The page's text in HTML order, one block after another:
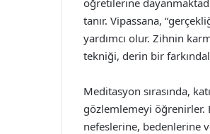
tanır. Vipassana,
yardımcı olur. Zihnin
tekniği, derin bir
Meditasyon sırasında,
gözlemlemeyi öğrenirler.
nefeslerine, bedenlerine